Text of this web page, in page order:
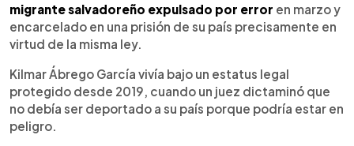
migrante salvadoreño expulsado por error en marzo y
encarcelado en una prisión de su país precisamente en
virtud de la misma ley.
Kilmar Ábrego García vivía bajo un estatus legal
protegido desde 2019, cuando un juez dictaminó que
no debía ser deportado a su país porque podría estar en
peligro.